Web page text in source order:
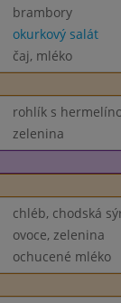
brambory
okurkový salát
čaj, mléko
rohlík s
zelenina
chléb, chodská
ovoce, zelenina
ochucené mléko